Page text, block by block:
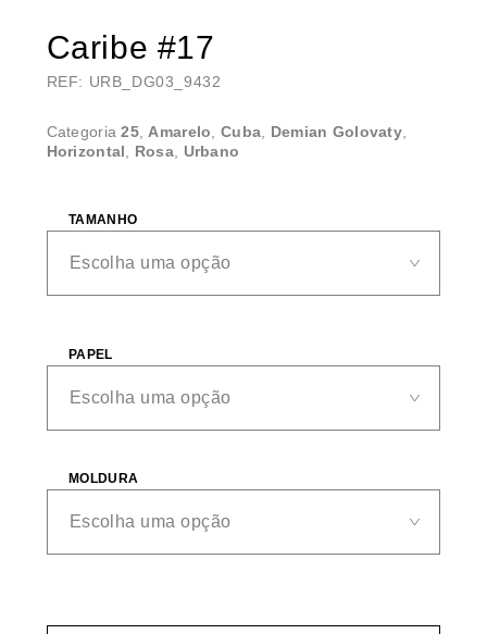
Caribe #17
REF: URB_DG03_9432
Categoria25, Amarelo ,Cuba Demian Golovaty,
Horizontal
Rosa Urbano
TAMANHO
PAPEL
MOLDURA